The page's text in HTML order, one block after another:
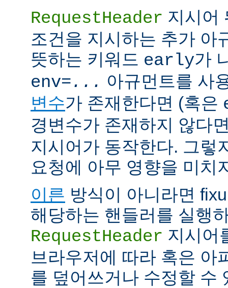
RequestHeader 지시어
조건을 지시하는 추가 아
뜻하는 키워드 early가
env=... 아규먼트를 사
변수가 존재한다면 (혹은
경변수가 존재하지 않다
지시어가 동작한다. 그렇
요청에 아무 영향을 미치
이른 방식이 아니라면
해당하는 핸들러를 실행
RequestHeader 지시어
브라우저에 따라 혹은 아
를 덮어쓰거나 수정할 수